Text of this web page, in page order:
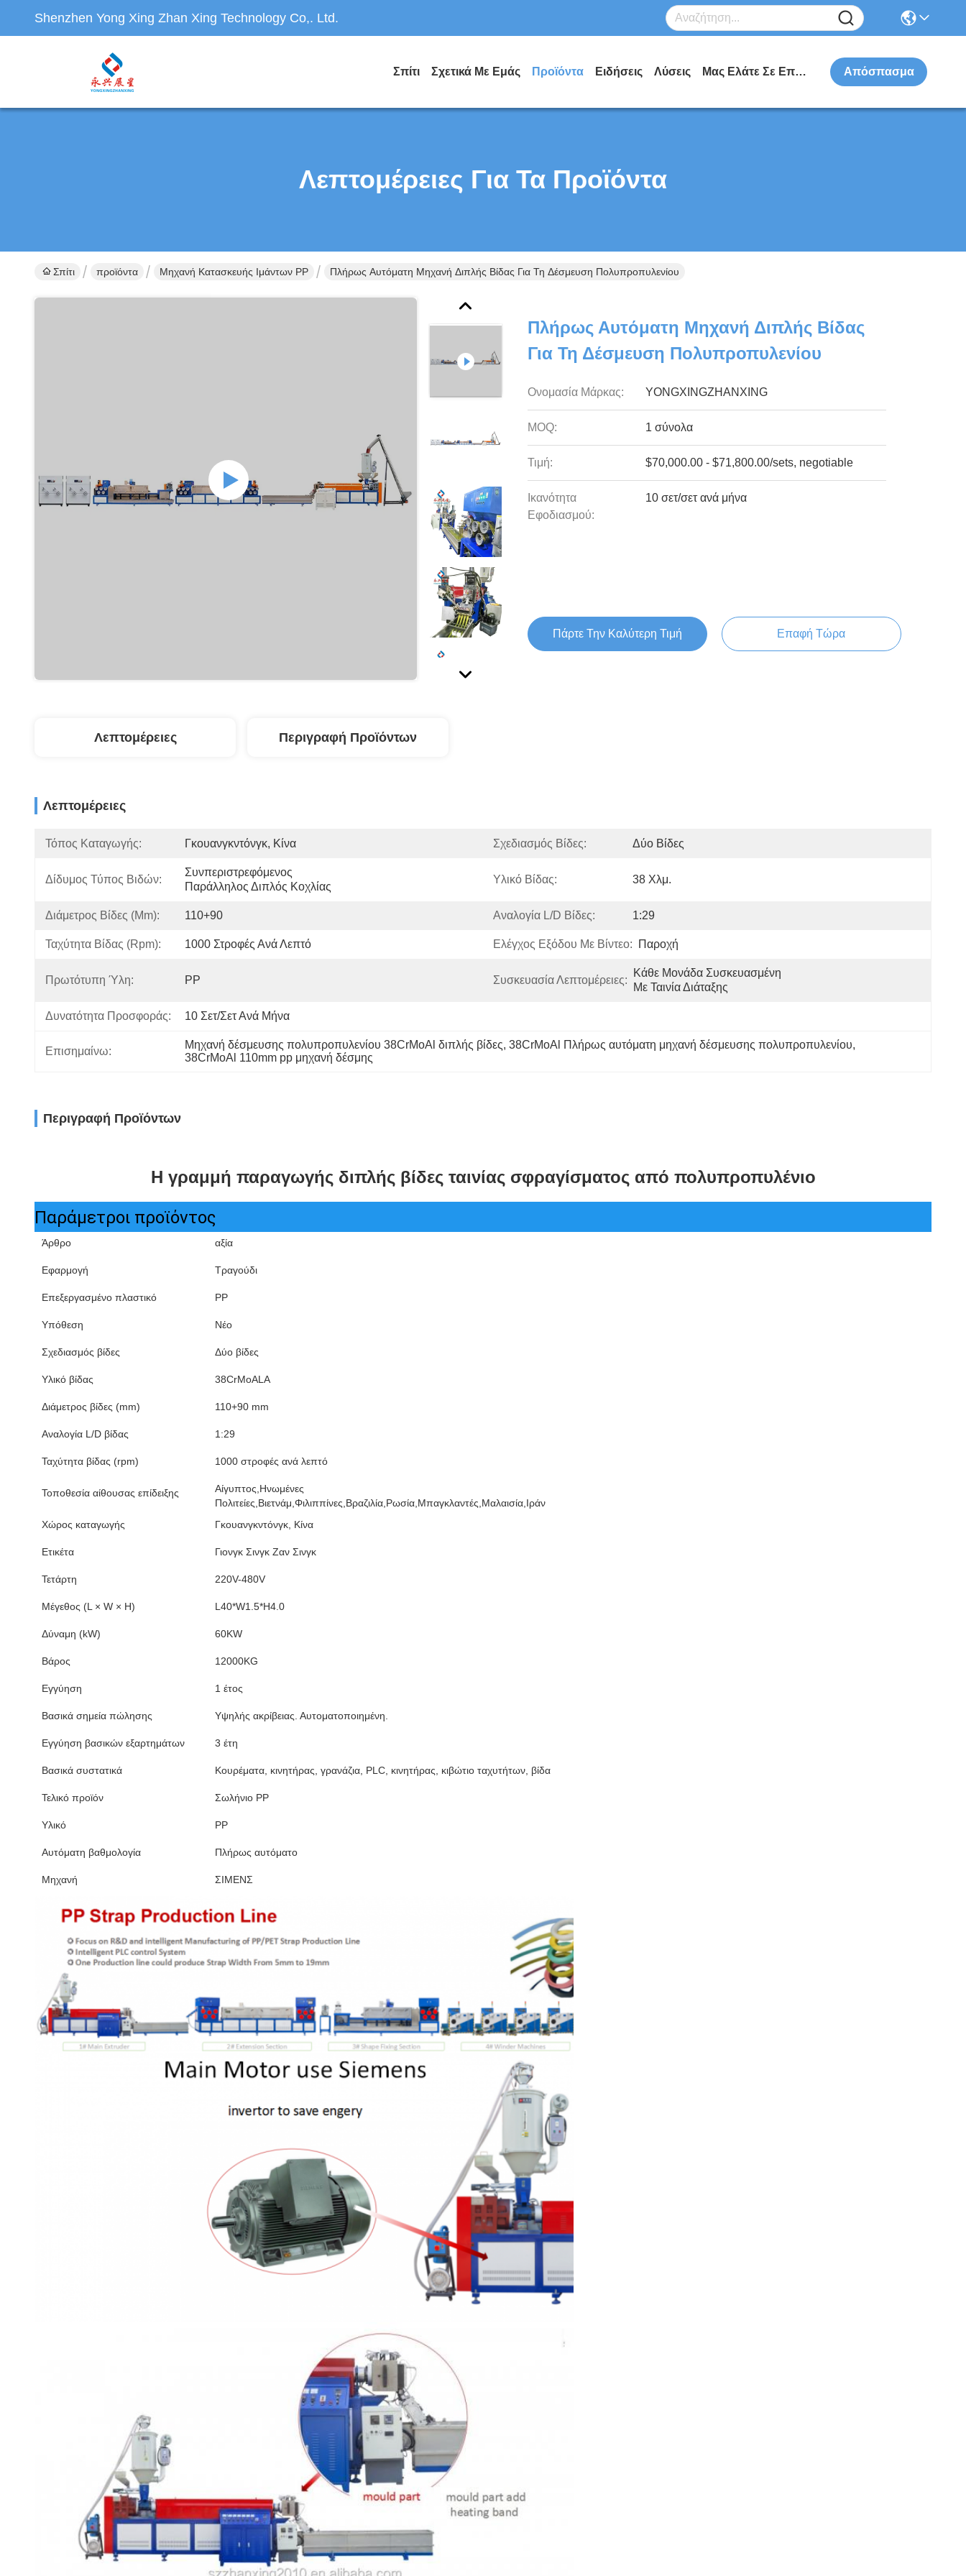
Shenzhen Yong Xing Zhan Xing Technology Co,. Ltd.
Σπίτι Σχετικά Με Εμάς Προϊόντα Ειδήσεις Λύσεις Μας Ελάτε Σε Επαφή Με Απόσπασμα
Λεπτομέρειες Για Τα Προϊόντα
Σπίτι προϊόντα Μηχανή Κατασκευής Ιμάντων PP Πλήρως Αυτόματη Μηχανή Διπλής Βίδας Για Τη Δέσμευση Πολυπροπυλενίου
Πλήρως Αυτόματη Μηχανή Διπλής Βίδας
Για Τη Δέσμευση Πολυπροπυλενίου
Ονομασία Μάρκας: YONGXINGZHANXING
MOQ: 1 σύνολα
Τιμή: $70,000.00 - $71,800.00/sets, negotiable
Ικανότητα
Εφοδιασμού:
10 σετ/σετ ανά μήνα
Πάρτε Την Καλύτερη Τιμή Επαφή Τώρα
Λεπτομέρειες Περιγραφή Προϊόντων
Λεπτομέρειες
Τόπος Καταγωγής: Γκουανγκντόνγκ, Κίνα Σχεδιασμός Βίδες: Δύο Βίδες
Δίδυμος Τύπος Βιδών:
Συνπεριστρεφόμενος
Παράλληλος Διπλός Κοχλίας
Υλικό Βίδας: 38 Χλμ.
Διάμετρος Βίδες (mm): 110+90 Αναλογία L/D Βίδες: 1:29
Ταχύτητα Βίδας (rpm): 1000 Στροφές Ανά Λεπτό Ελέγχος Εξόδου Με Βίντεο: Παροχή
Πρωτότυπη Ύλη: PP Συσκευασία Λεπτομέρειες:
Κάθε Μονάδα Συσκευασμένη
Με Ταινία Διάταξης
Δυνατότητα Προσφοράς: 10 Σετ/σετ Ανά Μήνα
Επισημαίνω:
Μηχανή δέσμευσης πολυπροπυλενίου 38CrMoAl διπλής βίδες, 38CrMoAl Πλήρως αυτόματη μηχανή δέσμευσης πολυπροπυλενίου,
38CrMoAl 110mm pp μηχανή δέσμης
Περιγραφή Προϊόντων
Η γραμμή παραγωγής διπλής βίδες ταινίας σφραγίσματος από πολυπροπυλένιο
Παράμετροι προϊόντος
Άρθρο αξία
Εφαρμογή Τραγούδι
Επεξεργασμένο πλαστικό PP
Υπόθεση Νέο
Σχεδιασμός βίδες Δύο βίδες
Υλικό βίδας 38CrMoALA
Διάμετρος βίδες (mm) 110+90 mm
Αναλογία L/D βίδας 1:29
Ταχύτητα βίδας (rpm) 1000 στροφές ανά λεπτό
Τοποθεσία αίθουσας επίδειξης
Αίγυπτος,Ηνωμένες
Πολιτείες,Βιετνάμ,Φιλιππίνες,Βραζιλία,Ρωσία,Μπαγκλαντές,Μαλαισία,Ιράν
Χώρος καταγωγής
Γκουανγκντόνγκ, Κίνα
Ετικέτα Γιονγκ Σινγκ Ζαν Σινγκ
Τετάρτη 220V-480V
Μέγεθος (L × W × H) L40*W1.5*H4.0
Δύναμη (kW) 60KW
Βάρος 12000KG
Εγγύηση 1 έτος
Βασικά σημεία πώλησης Υψηλής ακρίβειας. Αυτοματοποιημένη.
Εγγύηση βασικών εξαρτημάτων 3 έτη
Βασικά συστατικά Κουρέματα, κινητήρας, γρανάζια, PLC, κινητήρας, κιβώτιο ταχυτήτων, βίδα
Τελικό προϊόν Σωλήνιο PP
Υλικό PP
Αυτόματη βαθμολογία Πλήρως αυτόματο
Μηχανή ΣΙΜΕΝΣ